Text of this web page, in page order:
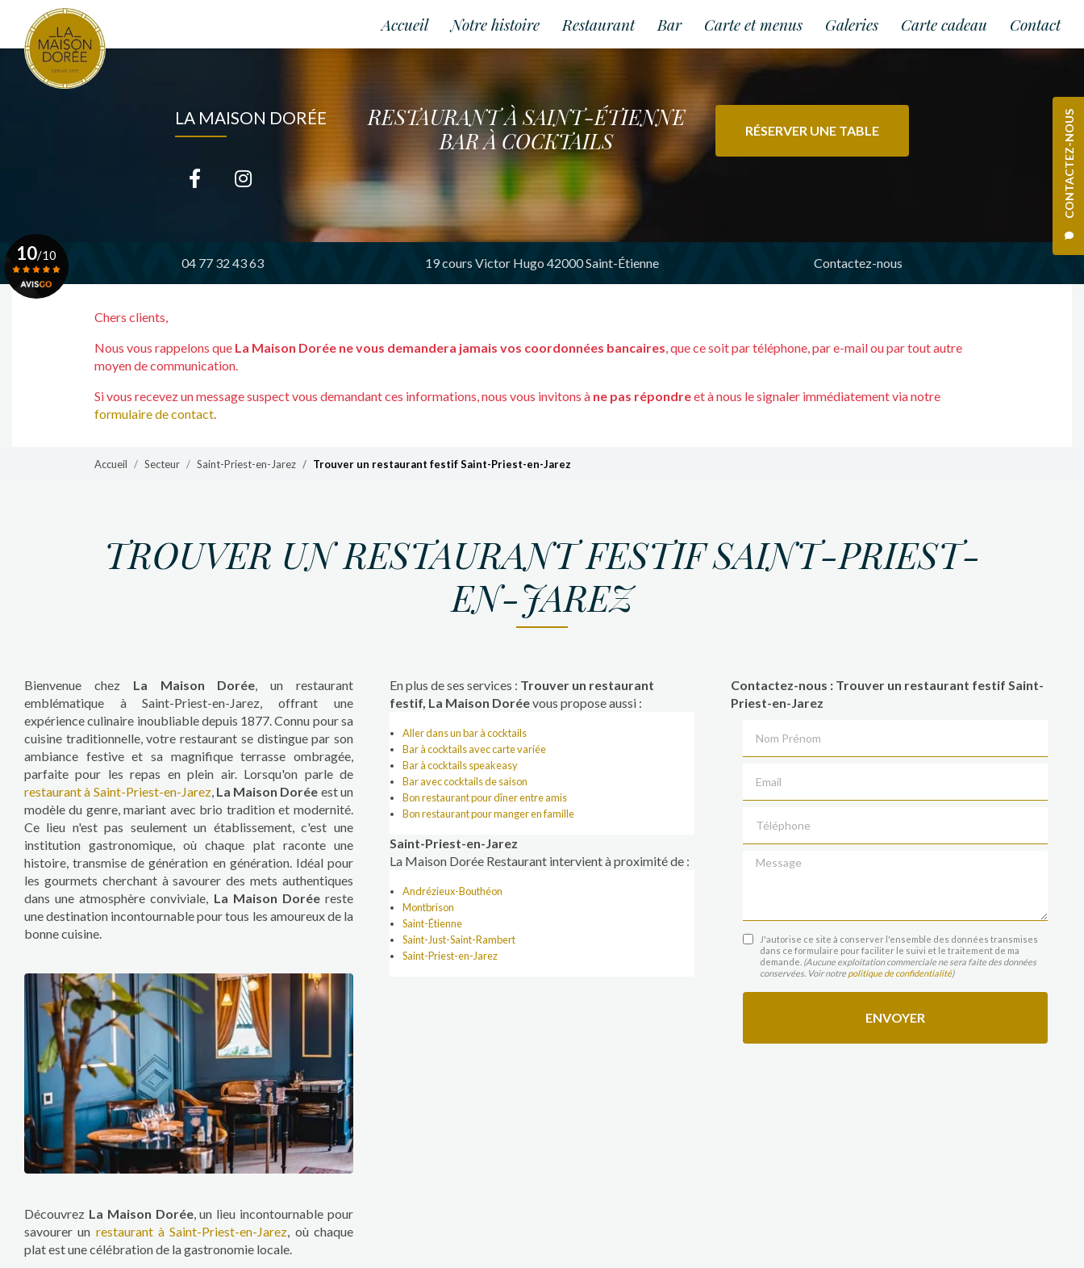
contenu
principal
CONTACTEZ-NOUS
Navigation principale
Accueil Notre histoire Restaurant Bar Carte et menus Galeries Carte cadeau Contact
LA MAISON DORÉE
RESTAURANT À SAINT-ÉTIENNE
BAR À COCKTAILS
RÉSERVER UNE TABLE
04 77 32 43 63 19 cours Victor Hugo 42000 Saint-Étienne Contactez-nous
10/10
Chers clients,
Nous vous rappelons que La Maison Dorée ne vous demandera jamais vos coordonnées bancaires, que ce soit par téléphone, par e-mail ou par tout autre
moyen de communication.
Si vous recevez un message suspect vous demandant ces informations, nous vous invitons à ne pas répondreet à nous le signaler immédiatement via notre
formulaire de contact.
Accueil Secteur Saint-Priest-en-Jarez Trouver un restaurant festif Saint-Priest-en-Jarez
TROUVER UN RESTAURANT FESTIF SAINT-PRIEST-
EN-JAREZ
Bienvenue chez La Maison Dorée, un restaurant
emblématique à Saint-Priest-en-Jarez, offrant une
expérience culinaire inoubliable depuis 1877. Connu pour sa
cuisine traditionnelle, votre restaurant se distingue par son
ambiance festive et sa magnifique terrasse ombragée,
parfaite pour les repas en plein air. Lorsqu'on parle de
restaurant à Saint-Priest-en-Jarez, La Maison Dorée est un
modèle du genre, mariant avec brio tradition et modernité.
Ce lieu n'est pas seulement un établissement, c'est une
institution gastronomique, où chaque plat raconte une
histoire, transmise de génération en génération. Idéal pour
les gourmets cherchant à savourer des mets authentiques
dans une atmosphère conviviale, La Maison Doréereste
une destination incontournable pour tous les amoureux de la
bonne cuisine.
Découvrez La Maison Dorée, un lieu incontournable pour
savourer un restaurant à Saint-Priest-en-Jarez , où chaque
plat est une célébration de la gastronomie locale.
En plus de ses services : Trouver un restaurant
festif, La Maison Doréevous propose aussi :
Aller dans un bar à cocktails
Bar à cocktails avec carte variée
Bar à cocktails speakeasy
Bar avec cocktails de saison
Bon restaurant pour dîner entre amis
Bon restaurant pour manger en famille
Saint-Priest-en-Jarez
La Maison Dorée Restaurant intervient à proximité de :
Andrézieux-Bouthéon
Montbrison
Saint-Étienne
Saint-Just-Saint-Rambert
Saint-Priest-en-Jarez
Contactez-nous : Trouver un restaurant festif Saint-
Priest-en-Jarez
Message
J'autorise ce site à conserver l'ensemble des données transmises
dans ce formulaire pour faciliter le suivi et le traitement de ma
demande. (Aucune exploitation commerciale ne sera faite des données
conservées. Voir notre politique de confidentialité)